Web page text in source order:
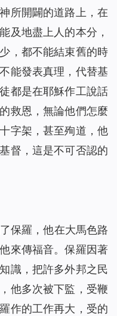
所開闢的道路上，在
及地盡上人的本分，
，都不能結束舊的時
能發表真理，代替基
都是在耶穌作工說話
救恩，無論他們怎麼
字架，甚至殉道，他
督，這是不可否認的
保羅，他在大馬色路
來傳福音。保羅因著
識，把許多外邦之民
他多次被下監，受鞭
作的工作再大，受的